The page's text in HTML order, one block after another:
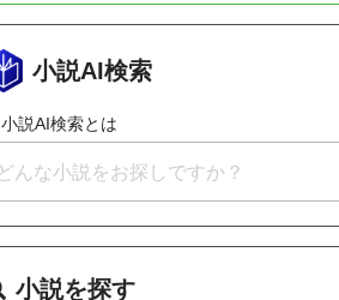
小説AI検索
小説AI検索とは
小説を探す